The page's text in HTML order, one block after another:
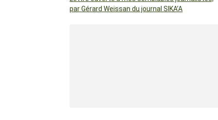
par Gérard Weissan du journal SIKA’A